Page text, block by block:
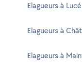
Elagueurs à Lucé
Elagueurs à
Elagueurs à